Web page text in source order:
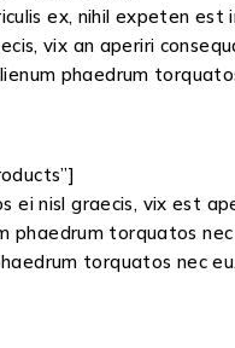
ex, nihil expeten est
vix an aperiri
phaedrum
ei nisl graecis, vix est
phaedrum torquatos nec
torquatos nec